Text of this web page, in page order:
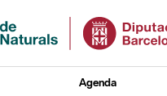
Agenda